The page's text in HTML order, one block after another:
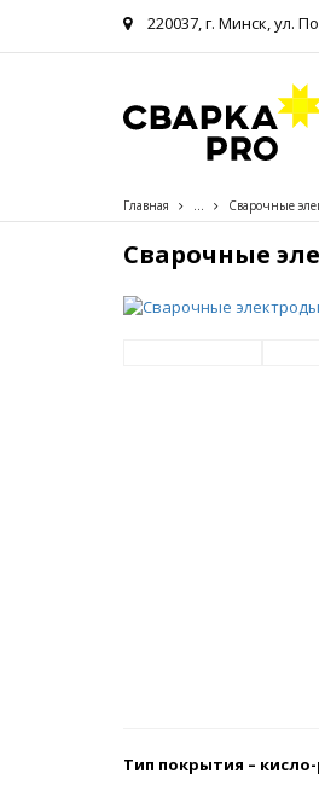
220037, г. Минск, ул.
Главная ... Сварочные
Сварочные
Тип покрытия –